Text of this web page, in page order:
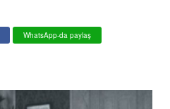
WhatsApp-da paylaş